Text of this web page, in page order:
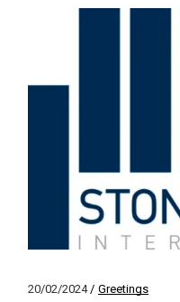
20/02/2024 Greetings